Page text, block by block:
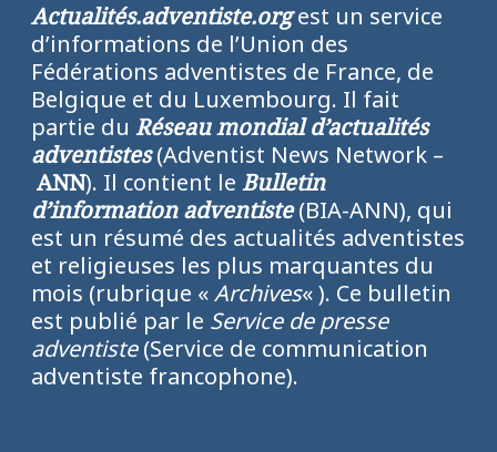
Actualités.adventiste.orgest un service
d’informations de l’Union des
Fédérations adventistes de France, de
Belgique et du Luxembourg. Il fait
partie du Réseau mondial d’actualités
adventistes(Adventist News Network –
ANN). Il contient le Bulletin
d’information adventiste(BIA-ANN), qui
est un résumé des actualités adventistes
et religieuses les plus marquantes du
mois (rubrique «Archives« ). Ce bulletin
est publié par le Service de presse
adventiste(Service de communication
adventiste francophone).